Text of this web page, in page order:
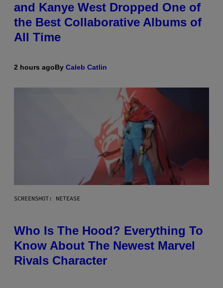
and Kanye West Dropped One of
the Best Collaborative Albums of
All Time
2 hours agoBy Caleb Catlin
SCREENSHOT: NETEASE
Who Is The Hood? Everything To
Know About The Newest Marvel
Rivals Character